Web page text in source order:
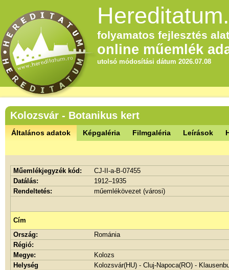
folyamatos fejlesztés
online műemlék
utolsó módosítási dátum 2026.07.08
Kolozsvár - Botanikus kert
Általános adatok Képgaléria Filmgaléria Leírások
Műemlékjegyzék kód:
CJ-II-a-B-07455
Datálás:
1912–1935
Rendeltetés:
műemlékövezet (városi)
Cím
Ország:
Románia
Régió:
Megye:
Kolozs
Helység
Kolozsvár(HU) - Cluj-Napoca(RO) -